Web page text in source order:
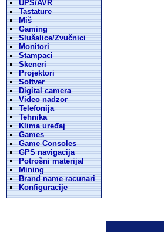
UPS/AVR
Tastature
Miš
Gaming
Slušalice/Zvučnici
Monitori
Stampaci
Skeneri
Projektori
Softver
Digital camera
Video nadzor
Telefonija
Tehnika
Klima uređaj
Games
Game Consoles
GPS navigacija
Potrošni materijal
Mining
Brand name racunari
Konfiguracije